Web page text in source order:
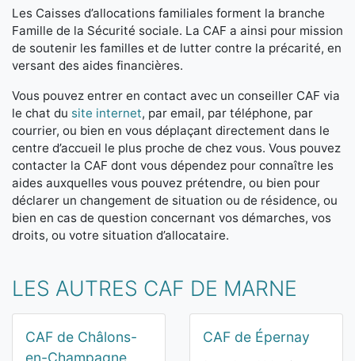
Les Caisses d’allocations familiales forment la branche
Famille de la Sécurité sociale. La CAF a ainsi pour mission
de soutenir les familles et de lutter contre la précarité, en
versant des aides financières.
Vous pouvez entrer en contact avec un conseiller CAF via
le chat du site internet, par email, par téléphone, par
courrier, ou bien en vous déplaçant directement dans le
centre d’accueil le plus proche de chez vous. Vous pouvez
contacter la CAF dont vous dépendez pour connaître les
aides auxquelles vous pouvez prétendre, ou bien pour
déclarer un changement de situation ou de résidence, ou
bien en cas de question concernant vos démarches, vos
droits, ou votre situation d’allocataire.
LES AUTRES CAF DE MARNE
CAF de Châlons-
CAF de Épernay